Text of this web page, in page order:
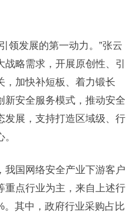
发展的第一动力。”张云
略需求，开展原创性、引
，加快补短板、着力锻长
新安全服务模式，推动安全
发展，支持打造区域级、行
国网络安全产业下游客户
重点行业为主，来自上述行
。其中，政府行业采购占比